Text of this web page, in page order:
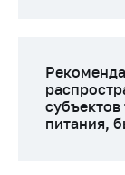
питания,